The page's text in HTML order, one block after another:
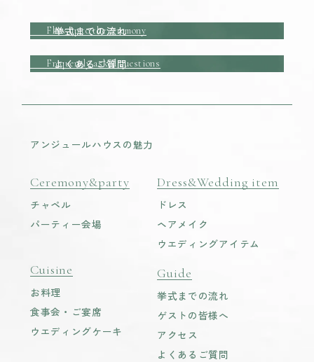
挙式までの流れ
Flow up to the ceremony
よくあるご質問
Frequently asked questions
アンジュールハウスの魅力
Ceremony&party
チャペル
パーティー会場
Cuisine
お料理
食事会・ご宴席
ウエディングケーキ
Dress&Wedding item
ドレス
ヘアメイク
ウエディングアイテム
Guide
挙式までの流れ
ゲストの皆様へ
アクセス
よくあるご質問